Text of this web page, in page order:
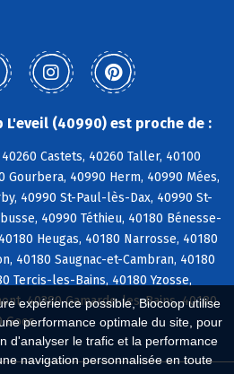
expérience possible, Biocoop utilise
performance optimale du site, pour
d'analyser le trafic et la performance
navigation personnalisée en toute
(40990) est proche de :
Castets, 40260 Taller, 40100
Gourbera, 40990 Herm, 40990 Mées,
40990 St-Paul-lès-Dax, 40990 St-
40990 Téthieu, 40180 Bénesse-
Heugas, 40180 Narrosse, 40180
40180 Saugnac-et-Cambran, 40180
Tercis-les-Bains, 40180 Yzosse,
40380 Gamarde-les-Bains, 40180
Goos